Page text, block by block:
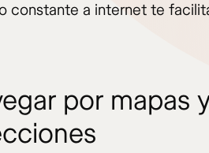
constante a internet te
por mapas